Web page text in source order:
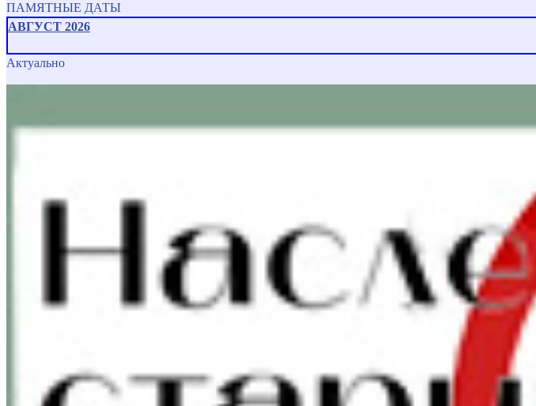
ПАМЯТНЫЕ ДАТЫ
АВГУСТ 2026
Актуально